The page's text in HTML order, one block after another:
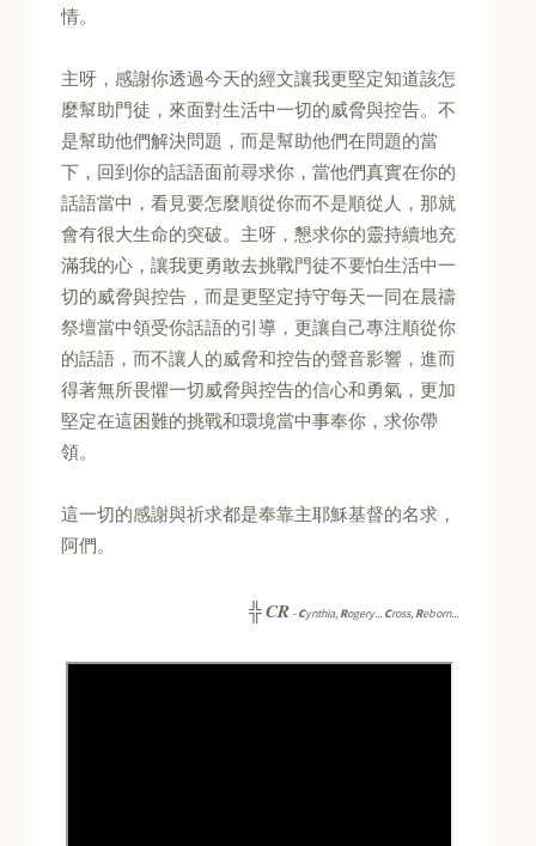
情。
主呀，感謝你透過今天的經文讓我更堅定知道該怎
麼幫助門徒，來面對生活中一切的威脅與控告。不
是幫助他們解決問題，而是幫助他們在問題的當
下，回到你的話語面前尋求你，當他們真實在你的
話語當中，看見要怎麼順從你而不是順從人，那就
會有很大生命的突破。主呀，懇求你的靈持續地充
滿我的心，讓我更勇敢去挑戰門徒不要怕生活中一
切的威脅與控告，而是更堅定持守每天一同在晨禱
祭壇當中領受你話語的引導，更讓自己專注順從你
的話語，而不讓人的威脅和控告的聲音影響，進而
得著無所畏懼一切威脅與控告的信心和勇氣，更加
堅定在這困難的挑戰和環境當中事奉你，求你帶
領。
這一切的感謝與祈求都是奉靠主耶穌基督的名求，
阿們。
╬CR -Cynthia, Rogery... Cross, Reborn...